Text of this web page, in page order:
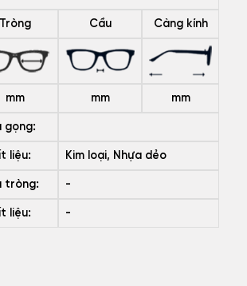
Tròng Cầu Càng kính
mm mm mm
gọng:
liệu: Kim loại, Nhựa dẻo
tròng: -
liệu: -